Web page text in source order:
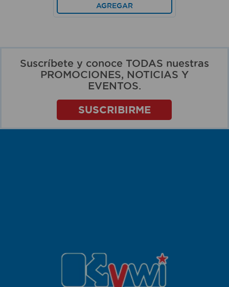
AGREGAR
Suscríbete y conoce TODAS nuestras
PROMOCIONES, NOTICIAS Y
EVENTOS.
SUSCRIBIRME